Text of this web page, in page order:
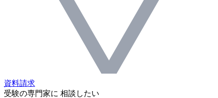
資料請求
受験の専門家に 相談したい